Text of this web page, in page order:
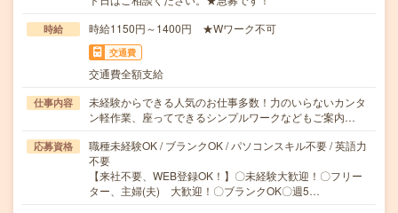
時給 時給1150円～1400円 ★Wワーク不可
交通費
交通費全額支給
仕事内容
未経験からできる人気のお仕事多数！力のいらないカンタ
ン軽作業、座ってできるシンプルワークなどもご案内…
応募資格
職種未経験OK / ブランクOK / パソコンスキル不要 / 英語力
不要
【来社不要、WEB登録OK！】〇未経験大歓迎！〇フリー
ター、主婦(夫) 大歓迎！〇ブランクOK〇週5…